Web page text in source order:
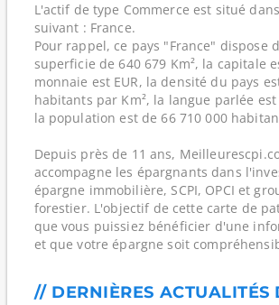
L'actif de type Commerce est situé
suivant : France.
Pour rappel, ce pays "France" dispose
superficie de 640 679 Km², la capitale
monnaie est EUR, la densité du pays
habitants par Km², la langue parlée
la population est de 66 710 000
Depuis près de 11 ans,
accompagne les épargnants dans
épargne immobilière, SCPI, OPCI et
forestier. L'objectif de cette carte de
que vous puissiez bénéficier d'une
et que votre épargne soit
// DERNIÈRES ACTUALITÉS